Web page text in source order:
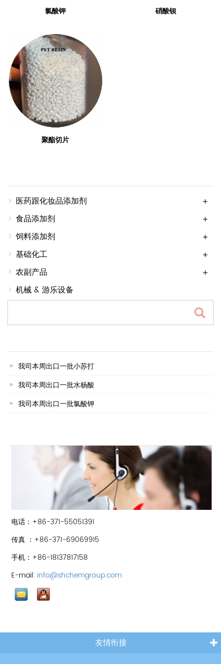
氯酸钾 硝酸钡
聚酯切片
医药跟化妆品添加剂 +
食品添加剂 +
饲料添加剂 +
基础化工 +
农副产品 +
机械 & 游乐设备
我司本周出口一批小苏打
我司本周出口一批水杨酸
我司本周出口一批氯酸钾
电话：+86-371-55051391
传真 ：+86-371-69069915
手机：+86-18137817158
E-mail: info@shchemgroup.com
友情衔接